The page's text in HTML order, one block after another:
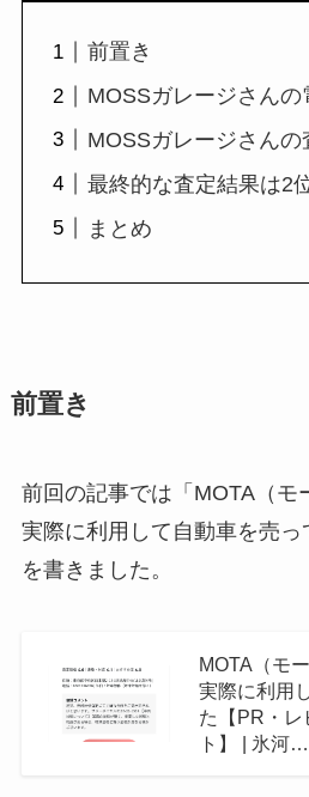
前置き
MOSSガレージさんの
MOSSガレージさんの
最終的な査定結果は2
まとめ
前置き
前回の記事では「MOTA（モ
実際に利用して自動車を売
を書きました。
MOTA（モ
実際に利用
た【PR・レ
ト】 | 氷河…